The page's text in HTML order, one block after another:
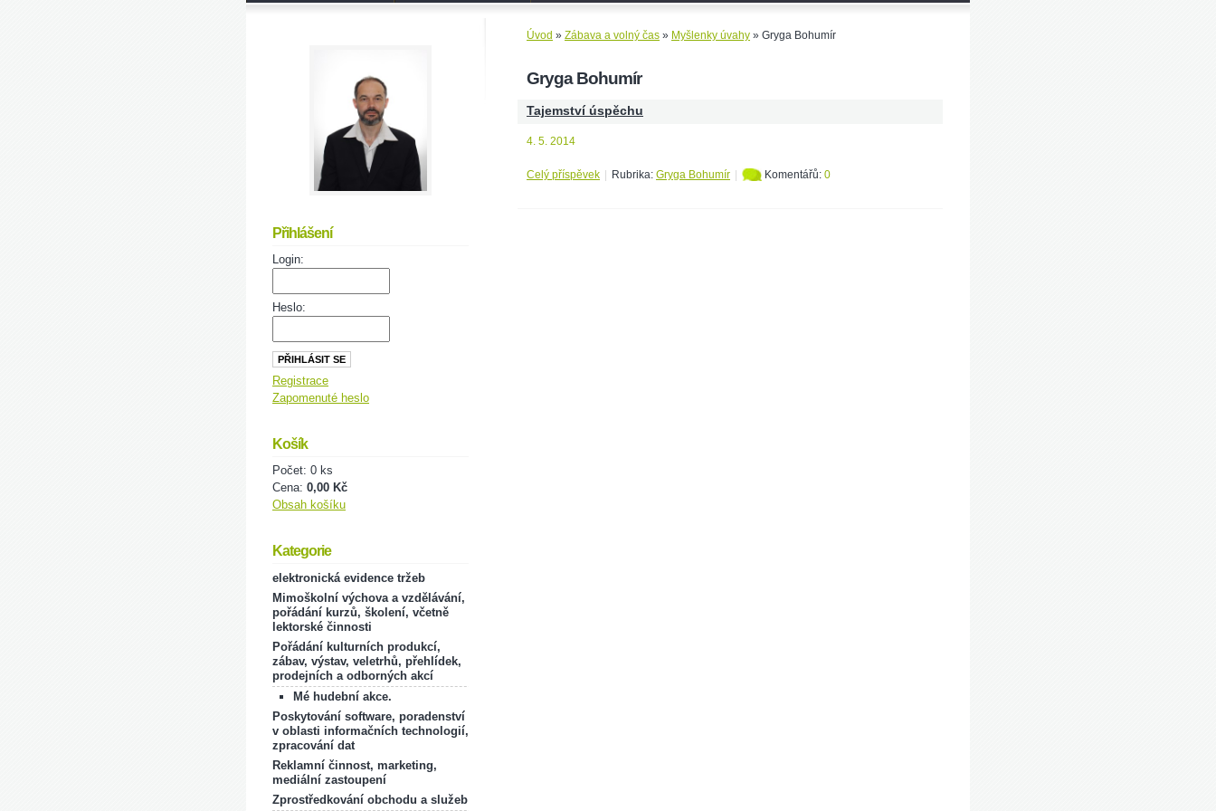
Úvod » Zábava a volný čas » Myšlenky úvahy » Gryga Bohumír
Gryga Bohumír
Tajemství úspěchu
4. 5. 2014
Celý příspěvek Rubrika: Gryga Bohumír Komentářů: 0
Přihlášení
Login:
Heslo:
Registrace
Zapomenuté heslo
Košík
Počet: 0 ks
Cena: 0,00 Kč
Obsah košíku
Kategorie
elektronická evidence tržeb
Mimoškolní výchova a vzdělávání,
pořádání kurzů, školení, včetně
lektorské činnosti
Pořádání kulturních produkcí,
zábav, výstav, veletrhů, přehlídek,
prodejních a odborných akcí
Mé hudební akce.
Poskytování software, poradenství
v oblasti informačních technologií,
zpracování dat
Reklamní činnost, marketing,
mediální zastoupení
Zprostředkování obchodu a služeb